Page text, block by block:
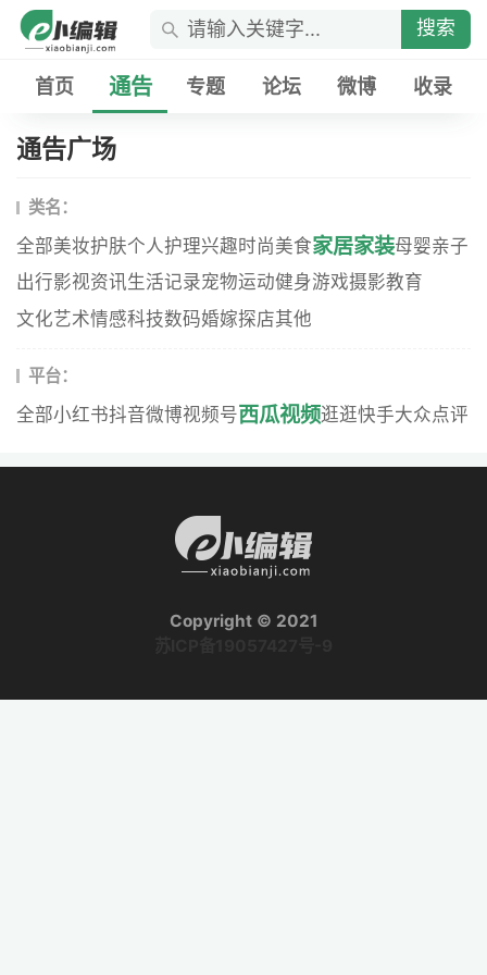
搜索
首页 通告 专题 论坛 微博 收录
通告广场
类名：
全部美妆护肤个人护理兴趣时尚美食家居家装母婴亲子
出行影视资讯生活记录宠物运动健身游戏摄影教育
文化艺术情感科技数码婚嫁探店其他
平台：
全部小红书抖音微博视频号西瓜视频逛逛快手大众点评
Copyright © 2021